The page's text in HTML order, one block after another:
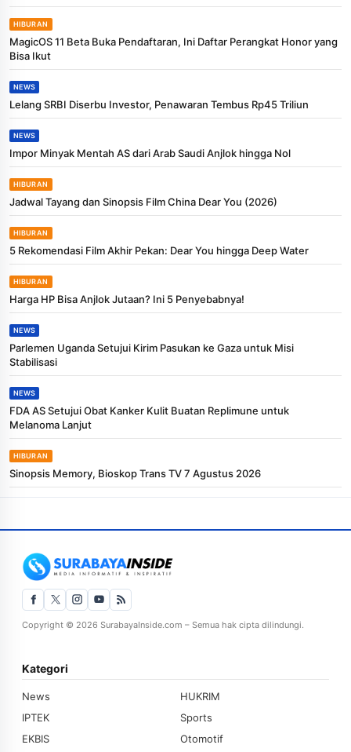
HIBURAN
MagicOS 11 Beta Buka Pendaftaran, Ini Daftar Perangkat Honor yang
Bisa Ikut
NEWS
Lelang SRBI Diserbu Investor, Penawaran Tembus Rp45 Triliun
NEWS
Impor Minyak Mentah AS dari Arab Saudi Anjlok hingga Nol
HIBURAN
Jadwal Tayang dan Sinopsis Film China Dear You (2026)
HIBURAN
5 Rekomendasi Film Akhir Pekan: Dear You hingga Deep Water
HIBURAN
Harga HP Bisa Anjlok Jutaan? Ini 5 Penyebabnya!
NEWS
Parlemen Uganda Setujui Kirim Pasukan ke Gaza untuk Misi
Stabilisasi
NEWS
FDA AS Setujui Obat Kanker Kulit Buatan Replimune untuk
Melanoma Lanjut
HIBURAN
Sinopsis Memory, Bioskop Trans TV 7 Agustus 2026
Copyright © 2026 SurabayaInside.com – Semua hak cipta dilindungi.
Kategori
News
HUKRIM
IPTEK
Sports
EKBIS
Otomotif